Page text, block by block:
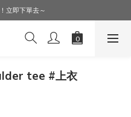
就送購物金$50！
立即下單去～
入查詢會員折扣！
tee #上衣